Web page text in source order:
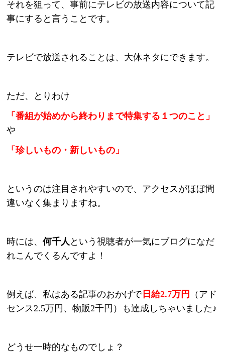
それを狙って、事前にテレビの放送内容について記
事にすると言うことです。
テレビで放送されることは、大体ネタにできます。
ただ、とりわけ
「番組が始めから終わりまで特集する１つのこと」
や
「珍しいもの・新しいもの」
というのは注目されやすいので、アクセスがほぼ間
違いなく集まりますね。
時には、何千人 という視聴者が一気にブログになだ
れこんでくるんですよ！
例えば、私はある記事のおかげで日給2.7万円
（アド
センス2.5万円、物販2千円）も達成しちゃいました♪
どうせ一時的なものでしょ？